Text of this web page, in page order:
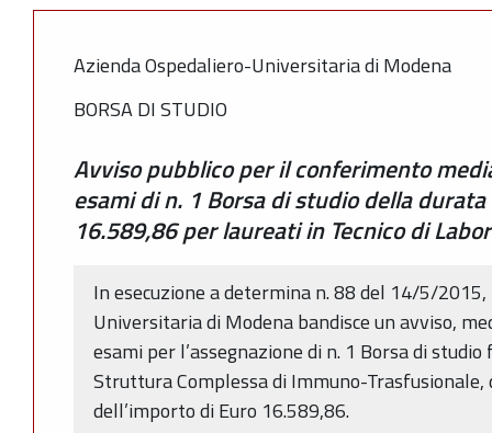
Azienda Ospedaliero-Universitaria di Modena
BORSA DI STUDIO
Avviso pubblico per il conferimento
esami di n. 1 Borsa di studio della
16.589,86 per laureati in Tecnico di
In esecuzione a determina n. 88 del 14/5/2015,
Universitaria di Modena bandisce un avviso,
esami per l’assegnazione di n. 1 Borsa di
Struttura Complessa di Immuno-
dell’importo di Euro 16.589,86.